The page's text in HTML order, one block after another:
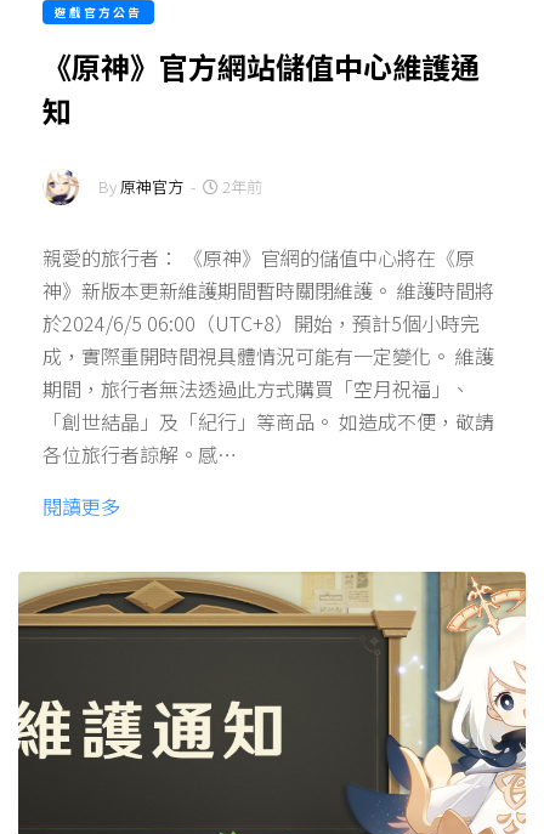
遊戲官方公告
《原神》官方網站儲值中心維護通
知
By原神官方 - 2年前
親愛的旅行者： 《原神》官網的儲值中心將在《原
神》新版本更新維護期間暫時關閉維護。 維護時間將
於2024/6/5 06:00（UTC+8）開始，預計5個小時完
成，實際重開時間視具體情況可能有一定變化。 維護
期間，旅行者無法透過此方式購買「空月祝福」、
「創世結晶」及「紀行」等商品。 如造成不便，敬請
各位旅行者諒解。感…
閱讀更多